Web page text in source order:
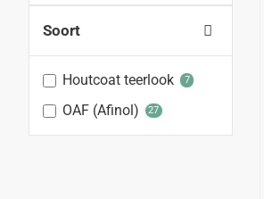
Soort
Houtcoat teerlook 7
OAF (Afinol) 27